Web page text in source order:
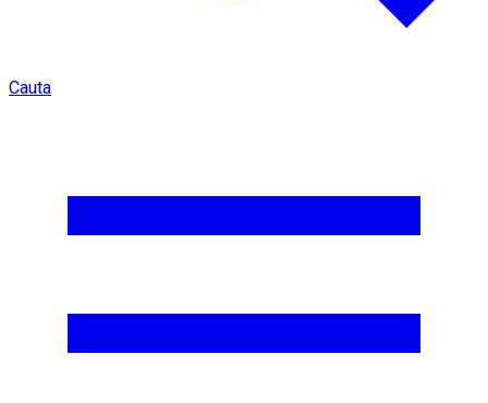
Cauta